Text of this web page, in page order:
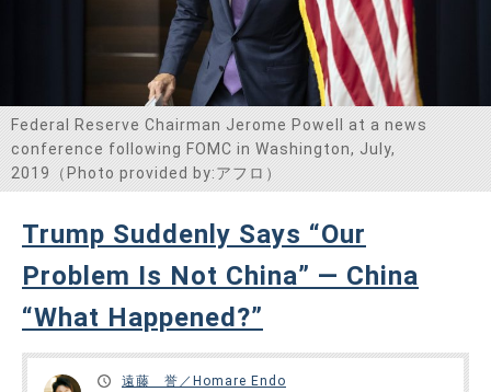
Federal Reserve Chairman Jerome Powell at a news
conference following FOMC in Washington, July,
2019（Photo provided by:アフロ）
Trump Suddenly Says “Our
Problem Is Not China” — China
“What Happened?”
遠藤 誉／Homare Endo